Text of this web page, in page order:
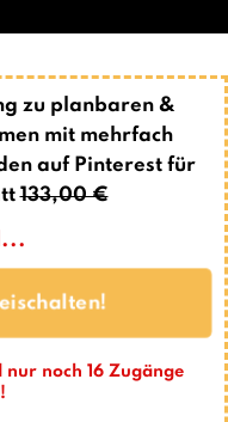
zu planbaren &
mit mehrfach
auf Pinterest für
133,00 €
nur noch 16 Zugänge